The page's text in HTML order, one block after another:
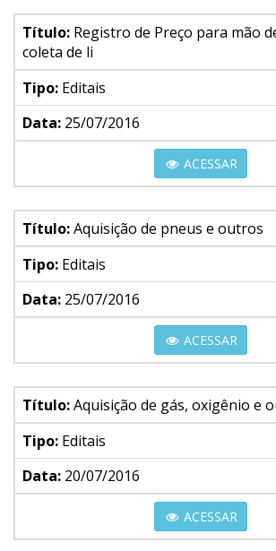
Título: Registro de Preço para mão
coleta de li
Tipo: Editais
Data: 25/07/2016
ACESSAR
Título:Aquisição de pneus e outros
Tipo: Editais
Data: 25/07/2016
ACESSAR
Título:Aquisição de gás, oxigênio e
Tipo: Editais
Data: 20/07/2016
ACESSAR